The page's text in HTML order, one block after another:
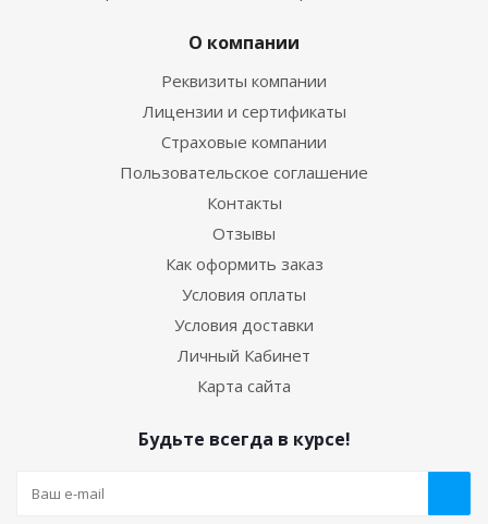
О компании
Реквизиты компании
Лицензии и сертификаты
Страховые компании
Пользовательское соглашение
Контакты
Отзывы
Как оформить заказ
Условия оплаты
Условия доставки
Личный Кабинет
Карта сайта
Будьте всегда в курсе!